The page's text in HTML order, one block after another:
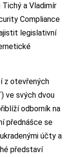
a Vladimír
Compliance
legislativní
z otevřených
ve svých dvou
odborník na
přednášce se
účty a
představí